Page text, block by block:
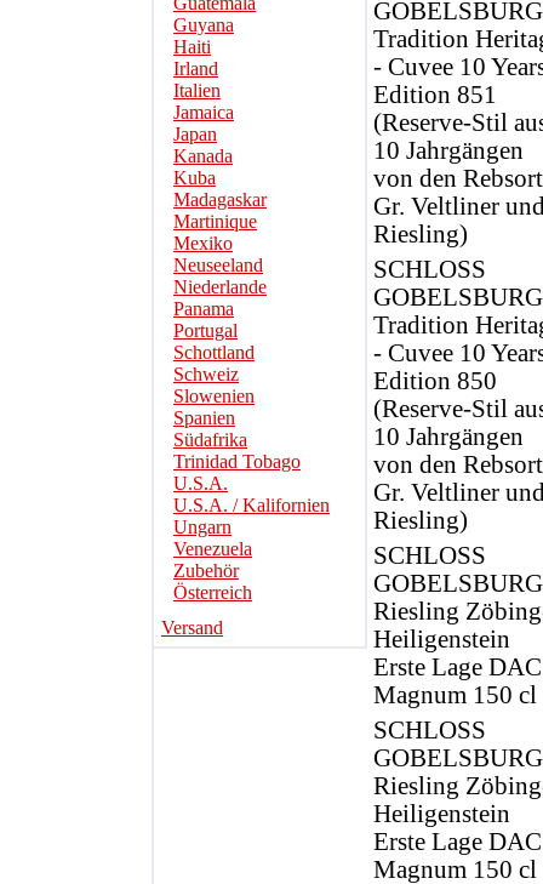
Guyana
Haiti
Irland
Italien
Jamaica
Japan
Kanada
Kuba
Madagaskar
Martinique
Mexiko
Neuseeland
Niederlande
Panama
Portugal
Schottland
Schweiz
Slowenien
Spanien
Südafrika
Trinidad Tobago
U.S.A.
U.S.A. / Kalifornien
Ungarn
Venezuela
Zubehör
Österreich
Versand
GOBELSBURG
Tradition
- Cuvee 10
Edition 851
(Reserve-Stil
10 Jahrgängen
von den
Gr. Veltliner
Riesling)
SCHLOSS
GOBELSBURG
Tradition
- Cuvee 10
Edition 850
(Reserve-Stil
10 Jahrgängen
von den
Gr. Veltliner
Riesling)
SCHLOSS
GOBELSBURG
Riesling
Heiligenstein
Erste Lage DAC
Magnum 150 cl
SCHLOSS
GOBELSBURG
Riesling
Heiligenstein
Erste Lage DAC
Magnum 150 cl